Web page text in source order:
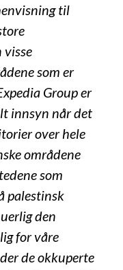
til
visse
som er
Group er
innsyn når det
over hele
områdene
som
palestinsk
den
for våre
de okkuperte